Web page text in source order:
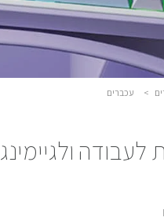
> עכברים
לעבודה ולגיימינג